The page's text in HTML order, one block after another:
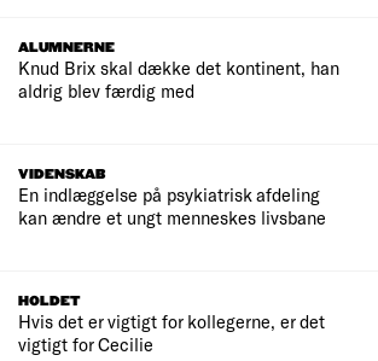
ALUMNERNE
Knud Brix skal dække det kontinent, han
aldrig blev færdig med
VIDENSKAB
En indlæggelse på psykiatrisk afdeling
kan ændre et ungt menneskes livsbane
HOLDET
Hvis det er vigtigt for kollegerne, er det
vigtigt for Cecilie